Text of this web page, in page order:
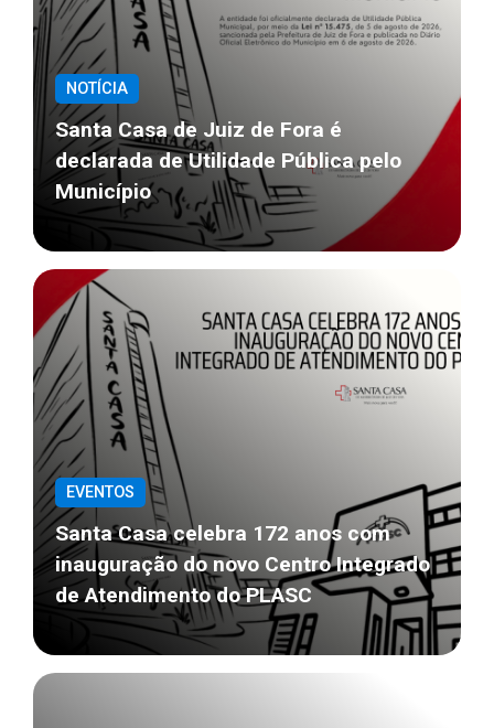
NOTÍCIA
Santa Casa de Juiz de Fora é
declarada de Utilidade Pública pelo
Município
EVENTOS
Santa Casa celebra 172 anos com
inauguração do novo Centro Integrado
de Atendimento do PLASC